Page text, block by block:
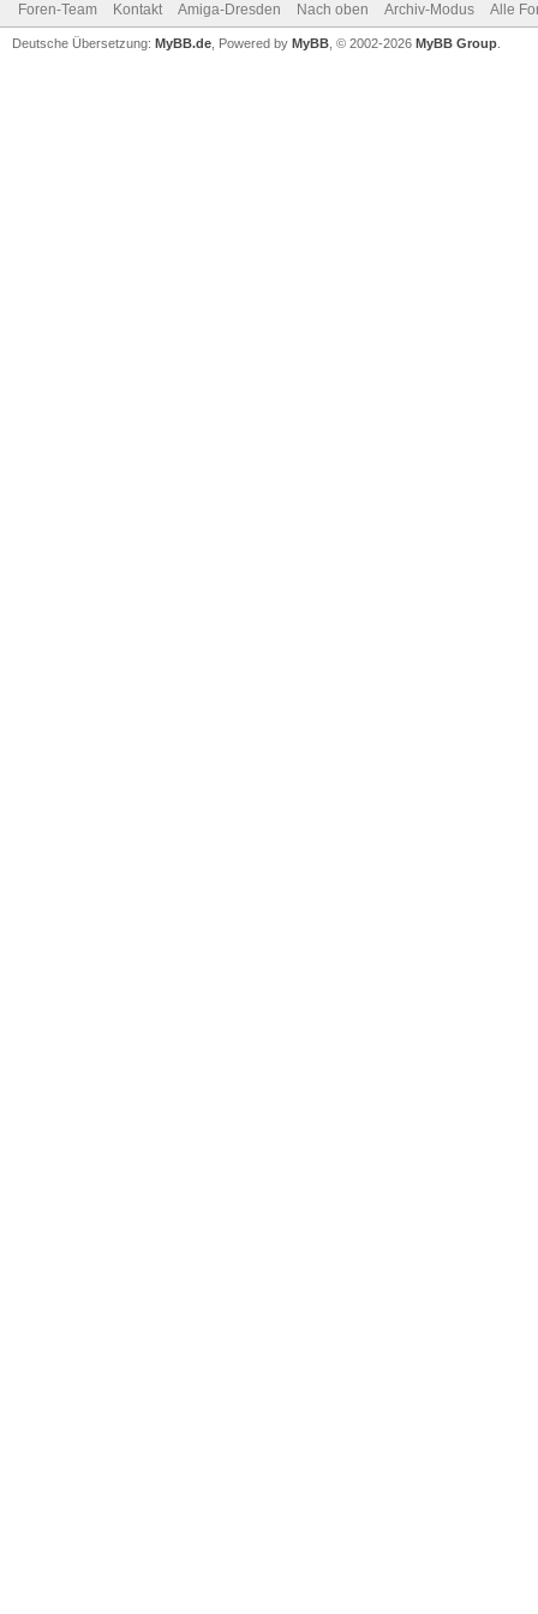
Foren-Team Kontakt Amiga-Dresden Nach oben Archiv-Modus Alle
Deutsche Übersetzung: MyBB.de , Powered by MyBB , © 2002-2026 MyBB Group